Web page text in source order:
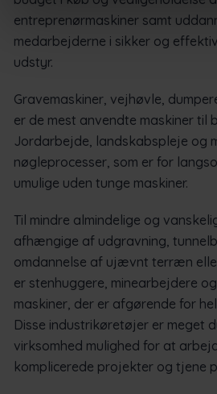
entreprenørmaskiner samt
medarbejderne i sikker og
udstyr.
Gravemaskiner, vejhøvle,
er de mest anvendte maskiner til
Jordarbejde, landskabspleje og
nøgleprocesser, som er for
umulige uden tunge maskiner.
Til mindre almindelige og
afhængige af udgravning,
omdannelse af ujævnt terræn
er stenhuggere, minearbejdere
maskiner, der er afgørende for
Disse industrikøretøjer er meget
virksomhed mulighed for at
komplicerede projekter og tjene